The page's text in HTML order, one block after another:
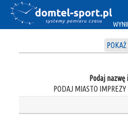
Podaj nazwę
PODAJ MIASTO